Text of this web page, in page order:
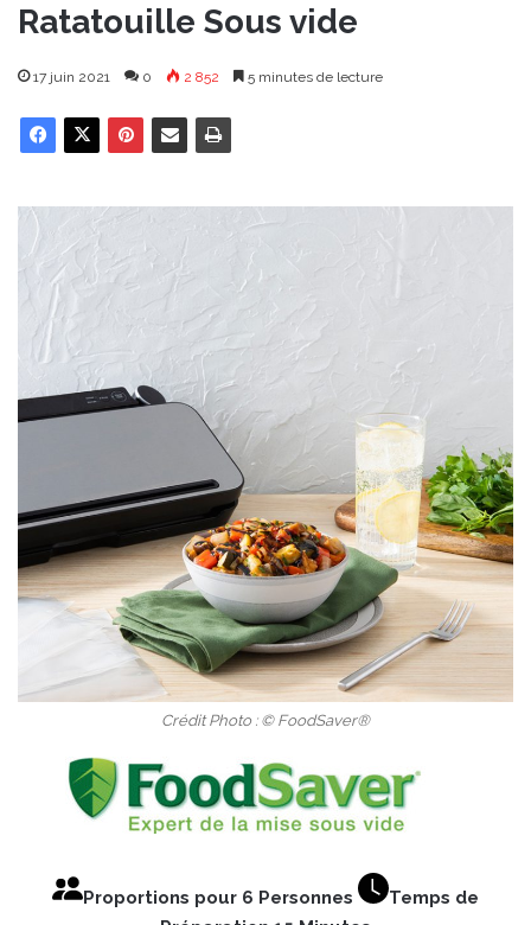
Ratatouille Sous vide
17 juin 2021 0 2 852 5 minutes de lecture
Crédit Photo : © FoodSaver®
Proportions pour 6 Personnes
Temps de